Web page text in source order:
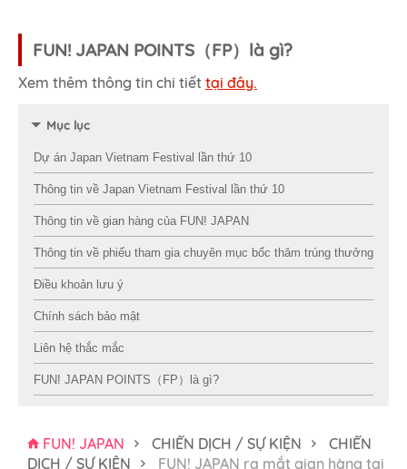
FUN! JAPAN POINTS（FP）là gì?
Xem thêm thông tin chi tiết tại đây.
Mục lục
Dự án Japan Vietnam Festival lần thứ 10
Thông tin về Japan Vietnam Festival lần thứ 10
Thông tin về gian hàng của FUN! JAPAN
Thông tin về phiếu tham gia chuyên mục bốc thăm trúng thưởng
Điều khoản lưu ý
Chính sách bảo mật
Liên hệ thắc mắc
FUN! JAPAN POINTS（FP）là gì?
FUN! JAPAN CHIẾN DỊCH / SỰ KIỆN
CHIẾN
DỊCH / SỰ KIỆN
FUN! JAPAN ra mắt gian hàng tại